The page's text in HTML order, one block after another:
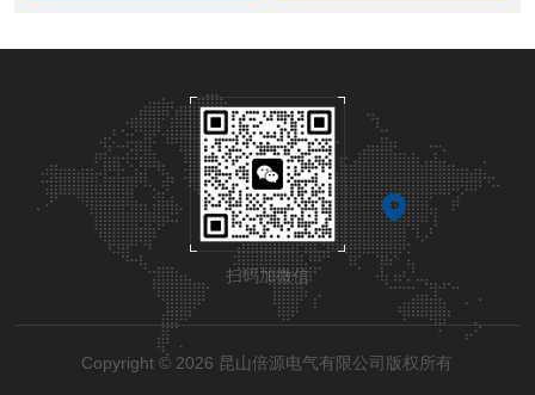
扫码加微信
Copyright © 2026 昆山倍源电气有限公司版权所有